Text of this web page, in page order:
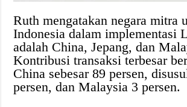
Ruth mengatakan negara mitra
Indonesia dalam implementasi
adalah China, Jepang, dan
Kontribusi transaksi terbesar
China sebesar 89 persen,
persen, dan Malaysia 3 persen.